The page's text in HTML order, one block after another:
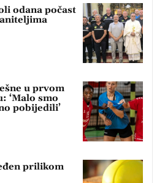
odana počast
u prvom
‘Malo smo
pobijedili’
prilikom